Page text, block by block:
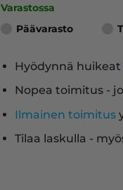
Varastossa
Päävarasto
Hyödynnä
Nopea toimitus -
Ilmainen toimitus
Tilaa laskulla -